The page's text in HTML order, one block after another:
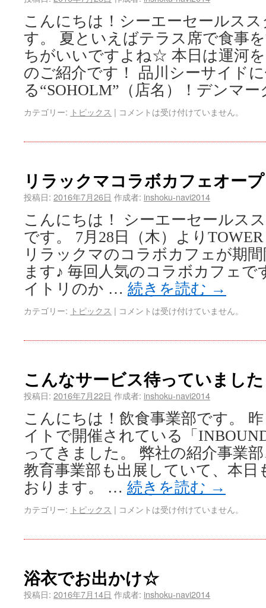
こんにちは！シーエーセールス
す。 夏といえばテラス席で食事
ちがいいですよね☆ 本日は運河
のご紹介です！ 品川シーサイド
る“SOHOLM”（店名）！デンマ
カテゴリー: トピックス | コメントは受け付けていません。
リラックマコラボカフェオー
投稿日: 2016年7月26日 作成者: inshoku-navi2014
こんにちは！ シーエーセールス
です。 7月28日（木）よりTOWER
リラックマのコラボカフェが期
ます♪ 毎回人気のコラボカフェで
イトリのか … 続きを読む →
カテゴリー: トピックス | コメントは受け付けていません。
こんなサービス待っていまし
投稿日: 2016年7月22日 作成者: inshoku-navi2014
こんにちは！飲食事業部です。
イトで開催されている「
ってきました。 弊社の紹介事業
教育事業部も出展していて、本
おります。 … 続きを読む →
カテゴリー: トピックス | コメントは受け付けていません。
浴衣でお出かけ☆
投稿日: 2016年7月14日 作成者: inshoku-navi2014